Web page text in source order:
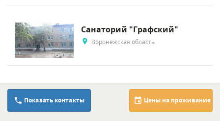
Показать контакты Цены на проживание
8 (937) 738-39-42
Санаторий "Графский"
Воронежская область
Санаторий "Дон"
Воронежская область